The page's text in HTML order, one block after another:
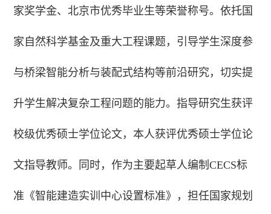
家奖学金、北京市优秀毕业生等荣誉称号。依托国
家自然科学基金及重大工程课题，引导学生深度参
与桥梁智能分析与装配式结构等前沿研究，切实提
升学生解决复杂工程问题的能力。指导研究生获评
校级优秀硕士学位论文，本人获评优秀硕士学位论
文指导教师。同时，作为主要起草人编制CECS标
准《智能建造实训中心设置标准》，担任国家规划